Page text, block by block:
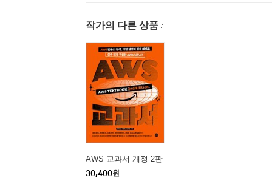
작가의 다른 상품
AWS 교과서 개정 2판
30,400원